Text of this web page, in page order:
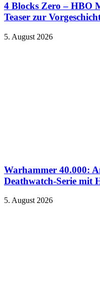
4 Blocks Zero – HBO
Teaser zur
5. August 2026
Warhammer 40.000:
Deathwatch-Serie mit
5. August 2026